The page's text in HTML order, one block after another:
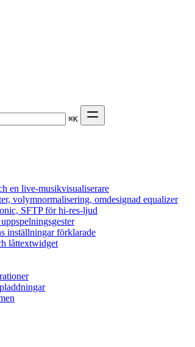
⌘K
en live-musikvisualiserare
volymnormalisering, omdesignad equalizer
SFTP för hi-res-ljud
inställningar förklarade
låttextwidget